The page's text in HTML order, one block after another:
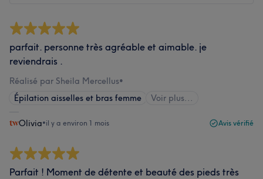
parfait. personne très agréable et aimable. je
reviendrais .
Réalisé par Sheila Mercellus•
Épilation aisselles et bras femme
Voir plus...
Olivia•il y a environ 1 mois Avis vérifié
Parfait ! Moment de détente et beauté des pieds très